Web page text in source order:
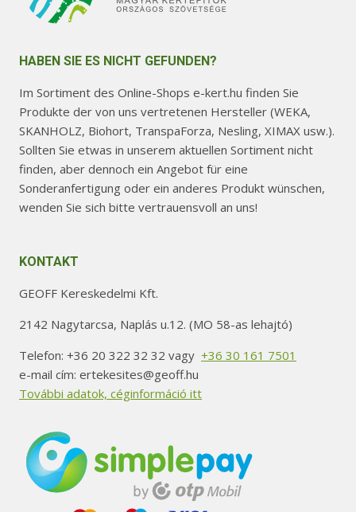
HABEN SIE ES NICHT GEFUNDEN?
Im Sortiment des Online-Shops e-kert.hu finden Sie
Produkte der von uns vertretenen Hersteller (WEKA,
SKANHOLZ, Biohort, TranspaForza, Nesling, XIMAX usw.).
Sollten Sie etwas in unserem aktuellen Sortiment nicht
finden, aber dennoch ein Angebot für eine
Sonderanfertigung oder ein anderes Produkt wünschen,
wenden Sie sich bitte vertrauensvoll an uns!
KONTAKT
GEOFF Kereskedelmi Kft.
2142 Nagytarcsa, Naplás u.12. (MO 58-as lehajtó)
Telefon: +36 20 322 32 32 vagy +36 30 161 7501
e-mail cím: ertekesites@geoff.hu
További adatok, céginformáció itt